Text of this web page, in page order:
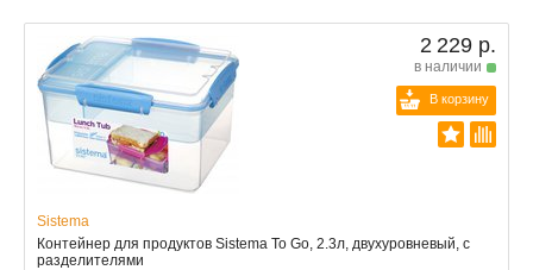
2 229 р.
в наличии
В корзину
Sistema
Контейнер для продуктов Sistema To Go, 2.3л, двухуровневый, с
разделителями